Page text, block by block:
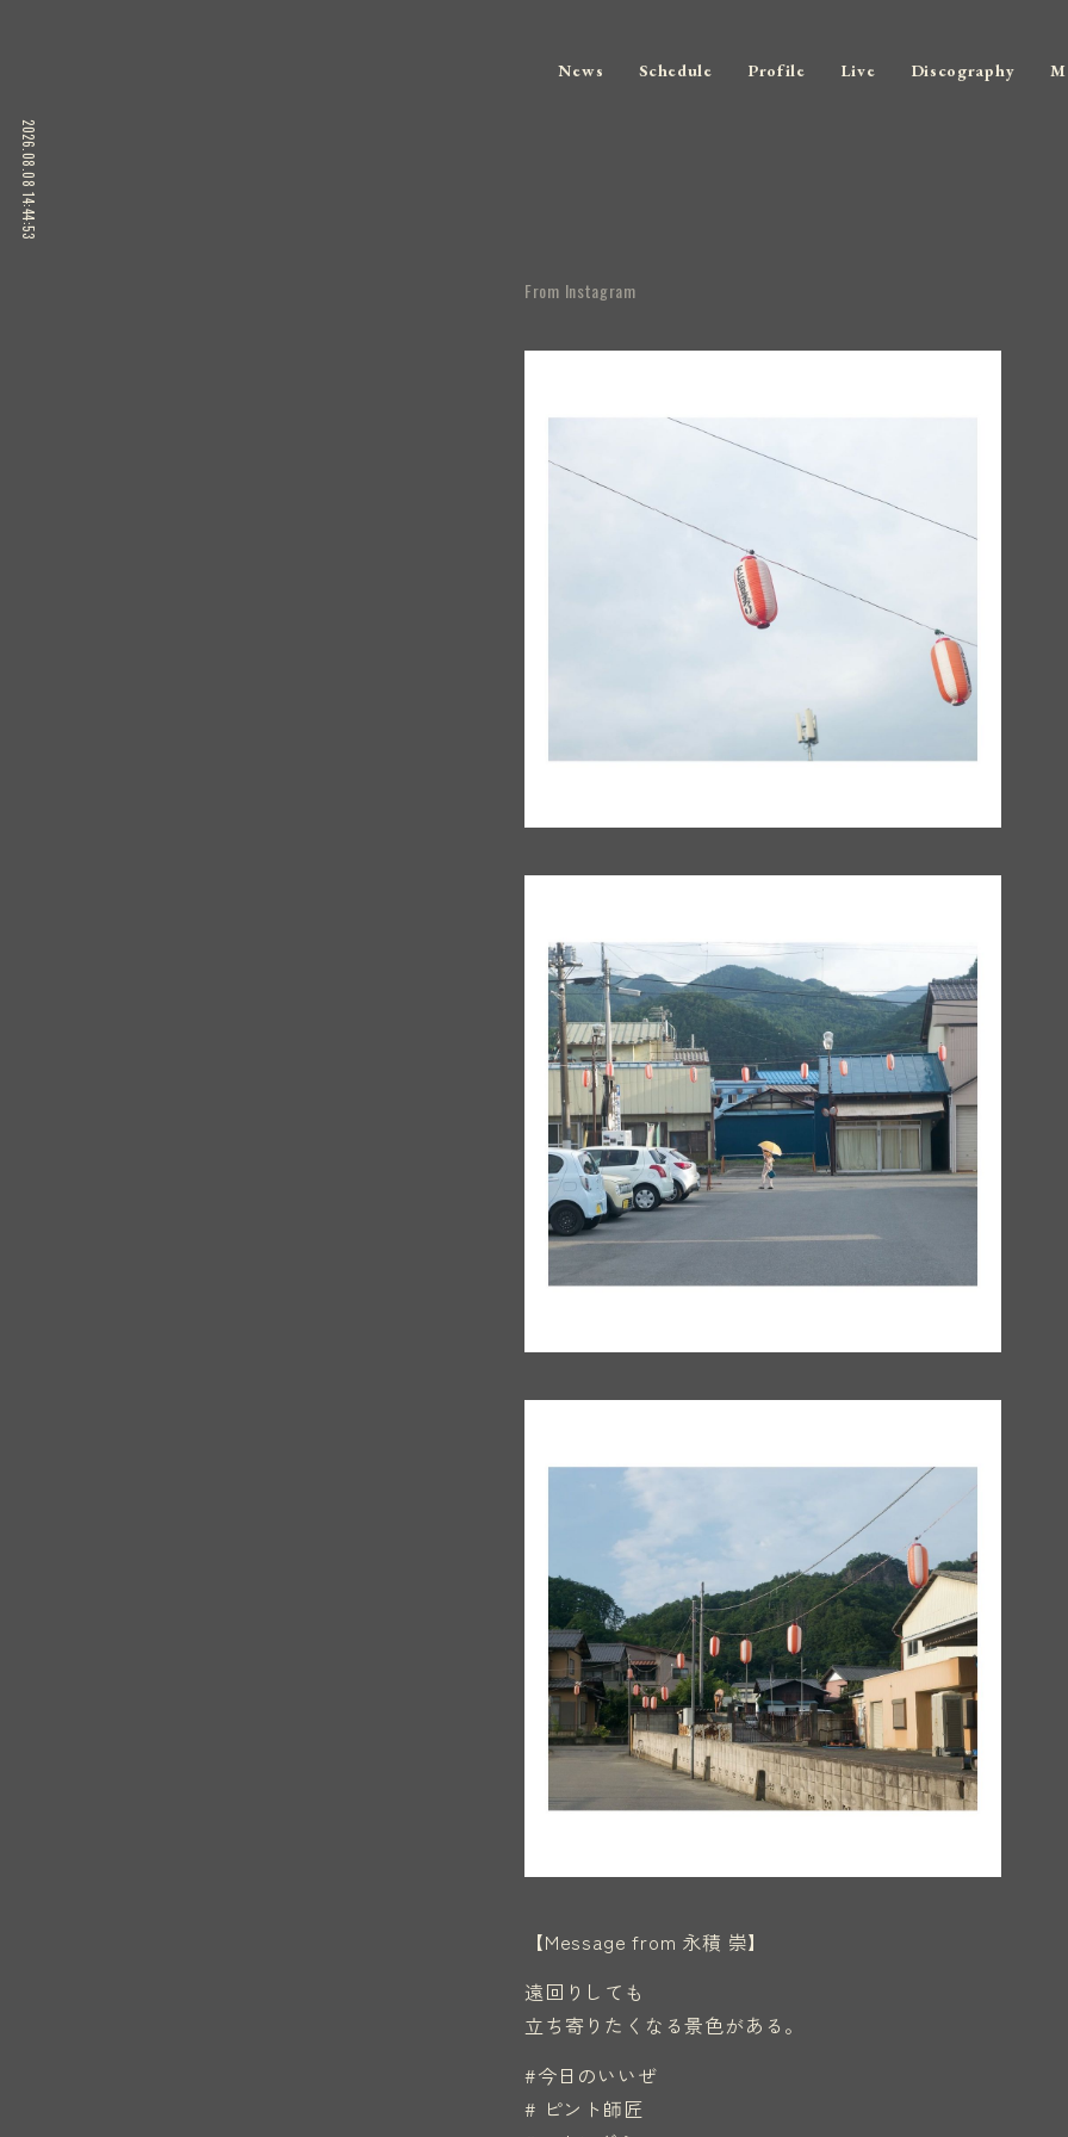
News Schedule Profile Live Discography
2026.08.08 14:44:54
【Message from 永積 崇】
遠回りしても
立ち寄りたくなる景色がある。
#今日のいいぜ
# ピント師匠